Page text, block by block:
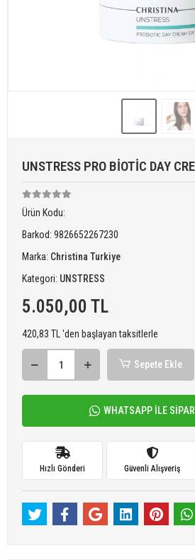
UNSTRESS PRO BİOTİC DAY
Ürün Kodu:
Barkod: 9826652267230
Marka: Christina Turkiye
Kategori: UNSTRESS
5.050,00 TL
420,83 TL 'den başlayan taksitlerle
Sepete Ekle
WHATSAPP İLE
Hızlı Gönderi Güvenli Alışveriş